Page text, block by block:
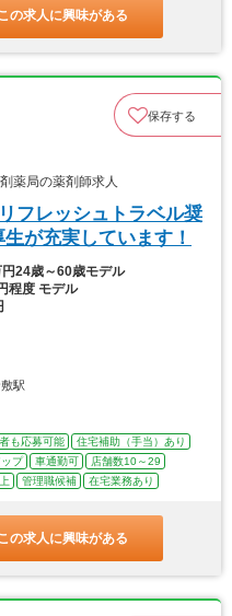
の求人に興味がある
保存する
薬局の薬剤師求人
フレッシュトラベル奨
が充実しています！
円24歳～60歳モデル
程度 モデル
駅
も応募可能
住宅補助（手当）あり
プ 車通勤可
店舗数10～29
管理職候補 在宅業務あり
の求人に興味がある